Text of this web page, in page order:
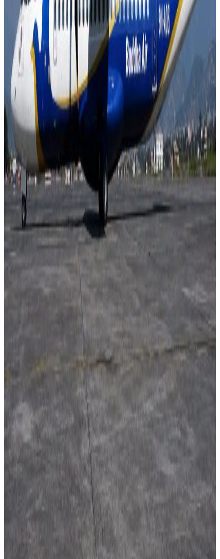
यस वेवसाइटमा प्रकाशित समाचार, विचार र लेखबारे तपाईंको कुनै
प्रतिक्रिया, गुनासो, सुझाव र सल्लाह छन् भने कृपया हामीलाई निम्न ईमेलमा
पठाउनुहोला । तपाईंको सहयोगले हामीलाई निष्पक्ष र तटस्थ पत्रकारिता गर्न
टेवा पुग्नेछ । सम्पर्क इमेल :
info@nepaltube.com.au
शेयर:
प्रतिक्रिया दिनुहोस
टिप्पणीहरू लोड हुँदैछ…
सम्बन्धित समाचार
आदिवासी जनजातिका केही समुदाय संकटमा?
२०२६ अगस्ट १०
दक्षिण कोरियामा ट्यांकीभित्र पसेका नेपाली श्रमिकको
२०२६ अगस्ट १०
नेपाली कांग्रेसको आमन्त्रित केन्द्रीय सदस्यमा
अमेरिकामा बस्ने खगेन्द्र जिसी मनोनीत
२०२६ अगस्ट ४
सुनसरी घटनामा प्रधानमन्त्री बालेनको सम्बोधन- संयम
र सहिष्णुता अपनाउन आह्वान
२०२६ जुलाई ३१
देशभर तनाव बढिरहेका बेला ९ प्रमुख राजनीतिक
दलहरूको संयुक्त अपिल
२०२६ जुलाई ३०
प्रधानमन्त्री शाहलाई भारतको औपचारिक भ्रमण निम्तो
२०२६ जुलाई २९